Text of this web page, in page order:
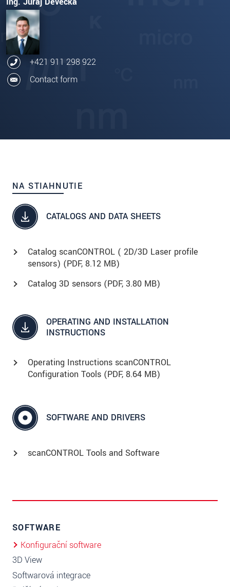
+421 911 298 922
Contact form
NA STIAHNUTIE
CATALOGS AND DATA SHEETS
Catalog scanCONTROL ( 2D/3D Laser profile
sensors) (PDF, 8.12 MB)
Catalog 3D sensors (PDF, 3.80 MB)
OPERATING AND INSTALLATION
INSTRUCTIONS
Operating Instructions scanCONTROL
Configuration Tools (PDF, 8.64 MB)
SOFTWARE AND DRIVERS
scanCONTROL Tools and Software
SOFTWARE
Konfigurační software
3D View
Softwarová integrace